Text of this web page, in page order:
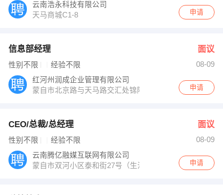
云南浩永科技有限公司
天马商城C1-8
申请
信息部经理 面议
性别不限 经验不限
08-09
红河州润成企业管理有限公司
蒙自市北京路与天马路交汇处锦隆财富国际商业中心
申请
CEO/总裁/总经理 面议
性别不限 经验不限
08-09
云南腾亿融媒互联网有限公司
蒙自市双河小区泰和街27号（生活家的院子）餐厅
申请